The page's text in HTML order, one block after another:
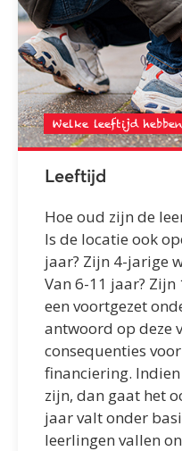
Welke leeftijd
Leeftijd
Hoe oud zijn de
Is de locatie ook
jaar? Zijn 4-jarige
Van 6-11 jaar?
een voortgezet
antwoord op deze
consequenties
financiering.
zijn, dan gaat het
jaar valt onder
leerlingen vallen